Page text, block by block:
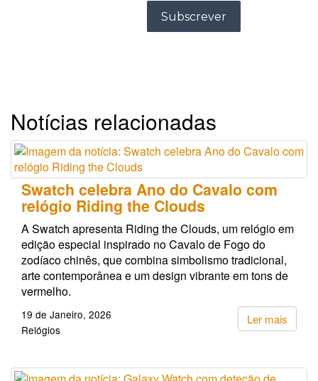
Notícias relacionadas
Swatch celebra Ano do Cavalo com
relógio Riding the Clouds
A Swatch apresenta Riding the Clouds, um relógio em
edição especial inspirado no Cavalo de Fogo do
zodíaco chinês, que combina simbolismo tradicional,
arte contemporânea e um design vibrante em tons de
vermelho.
Ler mais
19 de Janeiro, 2026
Relógios